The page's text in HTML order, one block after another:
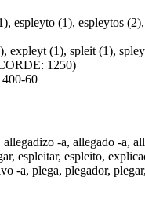
espleyto (1), espleytos
expleyt (1), spleit (1),
1250)
60
allegadizo -a, allegado -a,
, espleitar, espleito,
-a, plega, plegador, plegar,